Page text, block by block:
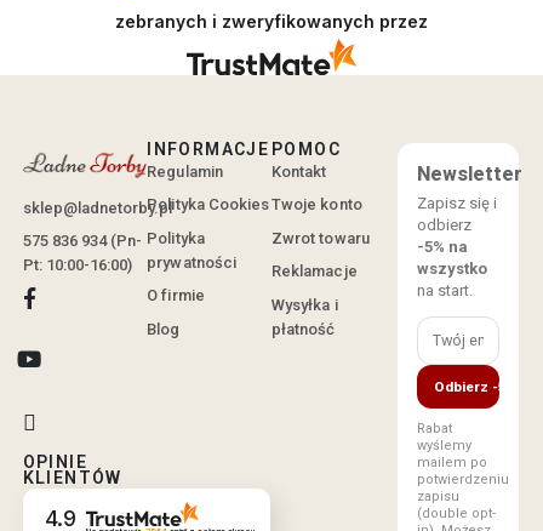
zebranych i zweryfikowanych przez
sklep@ladnetorby.pl
575 836 934 (Pn-
Pt: 10:00-16:00)
OPINIE
KLIENTÓW
4.9
INFORMACJE
Regulamin
Polityka Cookies
Polityka
prywatności
O firmie
Blog
POMOC
Kontakt
Twoje konto
Zwrot towaru
Reklamacje
Wysyłka i
płatność
Newsletter
Zapisz się i
odbierz
-5% na
wszystko
na start.
Odbierz -5%
Rabat
wyślemy
mailem po
potwierdzeniu
zapisu
(double opt-